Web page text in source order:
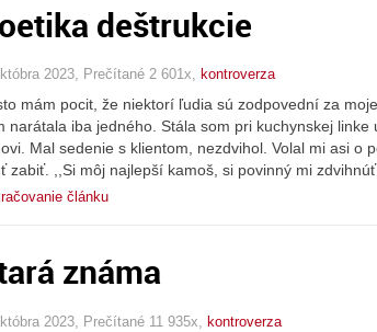
deštrukcie
2023, Prečítané 2 601x, kontroverza
mám pocit, že niektorí ľudia sú zodpovední za
narátala iba jedného. Stála som pri kuchynskej
Mal sedenie s klientom, nezdvihol. Volal mi asi o
zabiť. ,,Si môj najlepší kamoš, si povinný mi
článku
známa
2023, Prečítané 11 935x, kontroverza